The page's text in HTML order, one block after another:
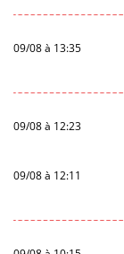
09/08 à 13:35
09/08 à 12:23
09/08 à 12:11